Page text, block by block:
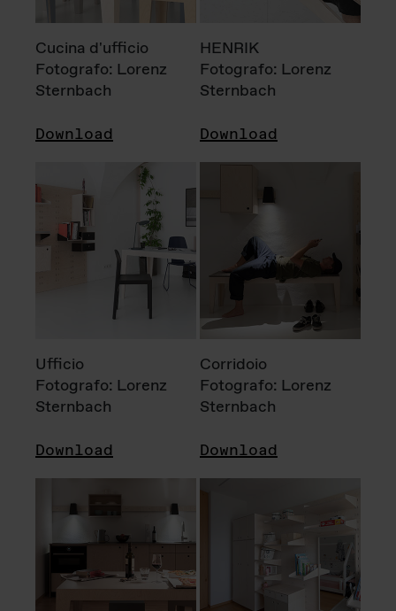
Cucina d'ufficio
Fotografo: Lorenz
Sternbach
Download
HENRIK
Fotografo: Lorenz
Sternbach
Download
Ufficio
Fotografo: Lorenz
Sternbach
Download
Corridoio
Fotografo: Lorenz
Sternbach
Download